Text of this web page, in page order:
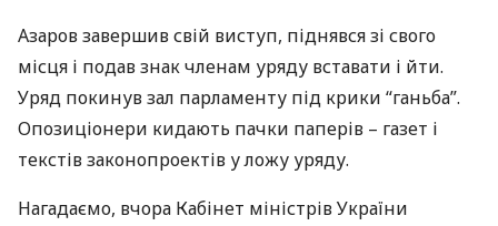
Азаров завершив свій виступ, піднявся зі свого
місця і подав знак членам уряду вставати і йти.
Уряд покинув зал парламенту під крики “ганьба”.
Опозиціонери кидають пачки паперів – газет і
текстів законопроектів у ложу уряду.
Нагадаємо, вчора Кабінет міністрів України